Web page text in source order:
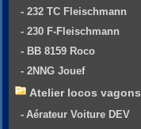
- 232 TC Fleischmann
- 230 F-Fleischmann
- BB 8159 Roco
- 2NNG Jouef
Atelier locos vagons
- Aérateur Voiture DEV